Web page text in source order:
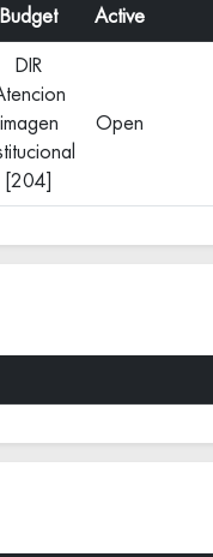
Budget Active
DIR
imagen
[204]
Open